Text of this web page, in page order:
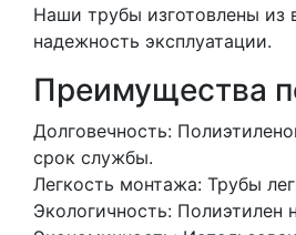
Наши трубы изготовлены из
надежность эксплуатации.
Преимущества
Долговечность:
срок службы.
Легкость монтажа: Трубы
Экологичность: